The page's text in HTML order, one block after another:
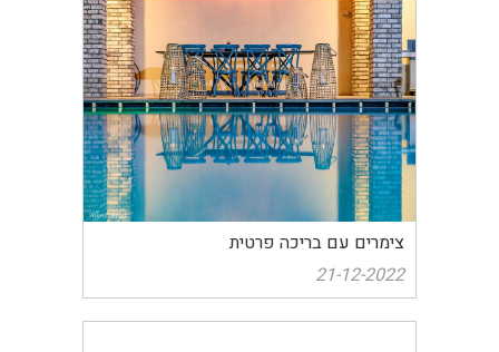
צימרים עם בריכה פרטית
21-12-2022